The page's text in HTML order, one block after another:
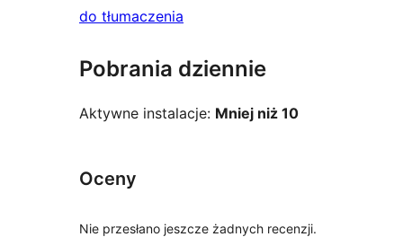
do tłumaczenia
Pobrania dziennie
Aktywne instalacje: Mniej niż 10
Oceny
Nie przesłano jeszcze żadnych recenzji.